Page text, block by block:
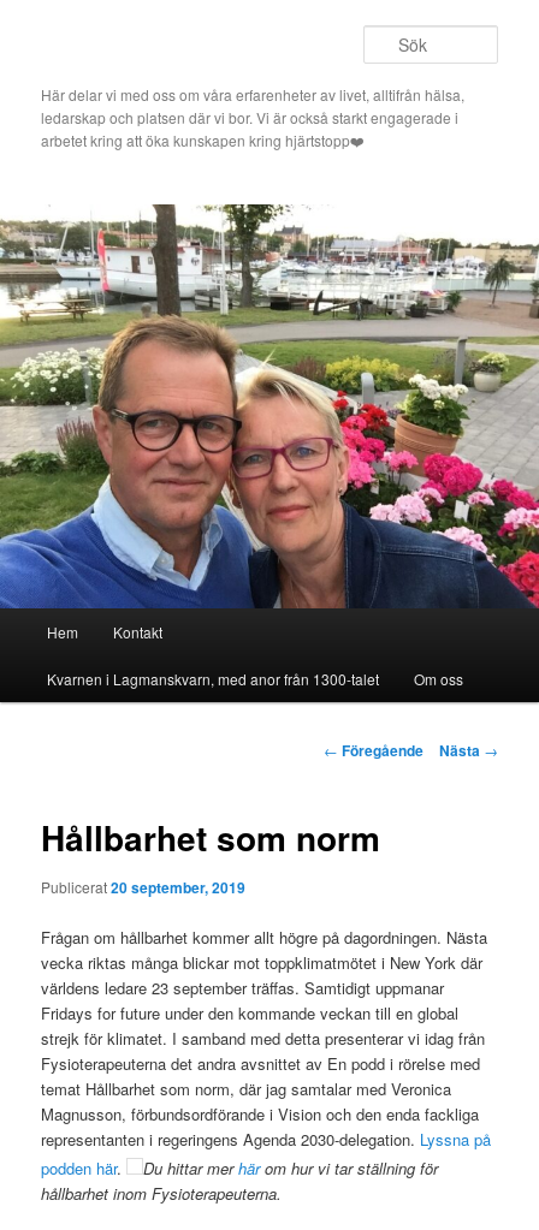
innehållHär delar vi med oss om våra erfarenheter av livet, alltifrån hälsa,
ledarskap och platsen där vi bor. Vi är också starkt engagerade i
arbetet kring att öka kunskapen kring hjärtstopp❤️
Hem Kontakt
Kvarnen i Lagmanskvarn, med anor från 1300-talet Om oss
Inläggsnavigering
← Föregående Nästa →
Hållbarhet som norm
Publicerat20 september, 2019
Frågan om hållbarhet kommer allt högre på dagordningen. Nästa
vecka riktas många blickar mot toppklimatmötet i New York där
världens ledare 23 september träffas. Samtidigt uppmanar
Fridays for future under den kommande veckan till en global
strejk för klimatet. I samband med detta presenterar vi idag från
Fysioterapeuterna det andra avsnittet av En podd i rörelse med
temat Hållbarhet som norm, där jag samtalar med Veronica
Magnusson, förbundsordförande i Vision och den enda fackliga
representanten i regeringens Agenda 2030-delegation. Lyssna på
podden här. Du hittar merhärom hur vi tar ställning för
hållbarhet inom Fysioterapeuterna.